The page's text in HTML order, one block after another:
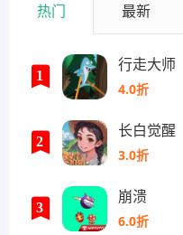
热门 最新
1
行走大师
4.0折
2
长白觉醒
3.0折
3
崩溃
6.0折